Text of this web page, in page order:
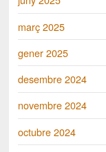
març 2025
gener 2025
desembre 2024
novembre 2024
octubre 2024